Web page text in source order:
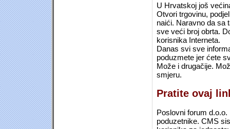
U Hrvatskoj još
Otvori trgovinu,
naići. Naravno da sa
sve veći broj obrta.
korisnika Interneta.
Danas svi sve
poduzmete jer ćete
Može i drugačije.
smjeru.
Pratite ovaj
Poslovni forum
poduzetnike. CMS